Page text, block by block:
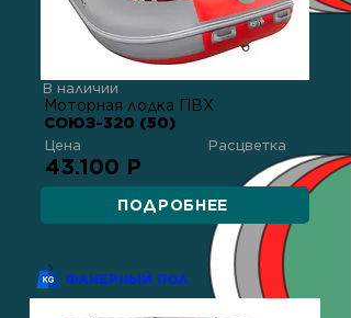
В наличии
Моторная лодка ПВХ
СОЮЗ-320 (50)
Цена Расцветка
43.100 Р
ПОДРОБНЕЕ
ФАНЕРНЫЙ ПОЛ